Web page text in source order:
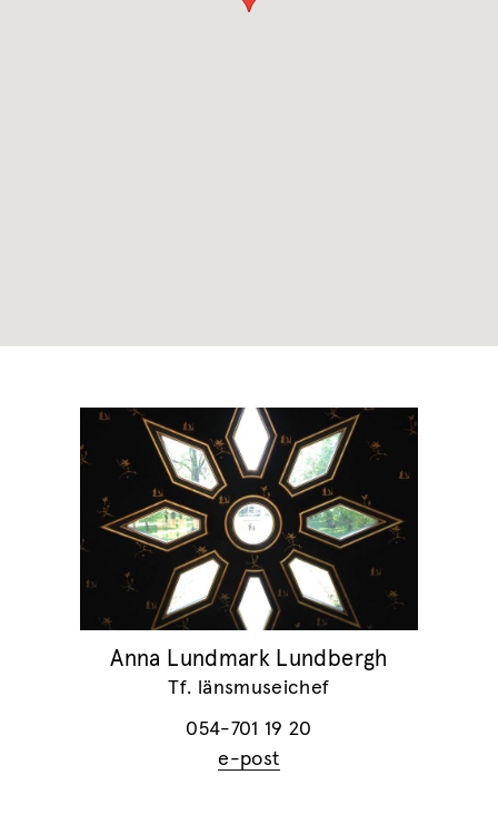
Anna Lundmark Lundbergh
Tf. länsmuseichef
054-701 19 20
e-post